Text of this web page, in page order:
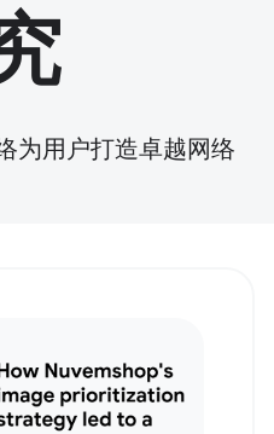
为用户打造卓越网络